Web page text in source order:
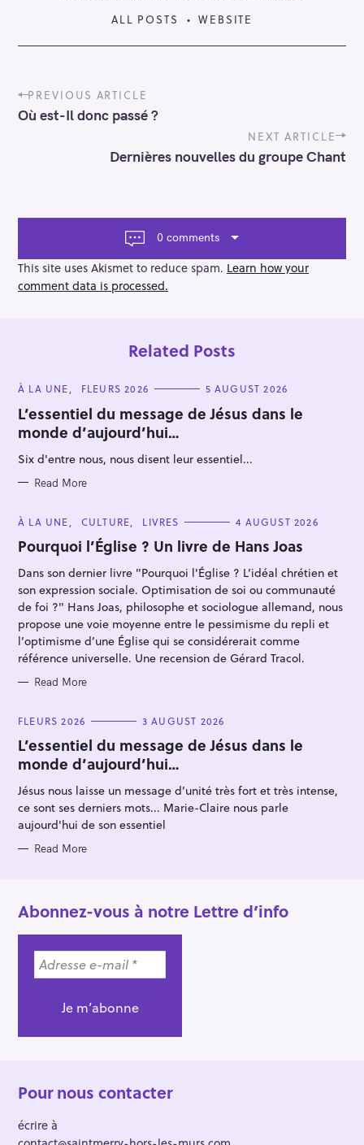
ALL POSTS
WEBSITE
P
o
s
g
t
i
o
PREVIOUS ARTICLE
Où est-Il donc passé ?
NEXT ARTICLE
Dernières nouvelles du groupe Chant
0 comments
This site uses Akismet to reduce spam. Learn how your
comment data is processed.
Related Posts
C
T
E
G
O
I
S
À LA UNE FLEURS 2026 5 AUGUST 2026
L’essentiel du message de Jésus dans le
monde d’aujourd’hui…
Six d'entre nous, nous disent leur essentiel...
Read More
C
T
E
O
I
E
S
À LA UNE CULTURE LIVRES 4 AUGUST 2026
Pourquoi l’Église ? Un livre de Hans Joas
Dans son dernier livre "Pourquoi l'Église ? L’idéal chrétien et
son expression sociale. Optimisation de soi ou communauté
de foi ?" Hans Joas, philosophe et sociologue allemand, nous
propose une voie moyenne entre le pessimisme du repli et
l’optimisme d’une Église qui se considérerait comme
référence universelle. Une recension de Gérard Tracol.
Read More
C
T
E
G
O
R
I
E
S
FLEURS 2026 3 AUGUST 2026
L’essentiel du message de Jésus dans le
monde d’aujourd’hui…
Jésus nous laisse un message d’unité très fort et très intense,
ce sont ses derniers mots... Marie-Claire nous parle
aujourd'hui de son essentiel
Read More
Abonnez-vous à notre Lettre d’info
Pour nous contacter
écrire à